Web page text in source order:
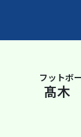
フットボ
髙木